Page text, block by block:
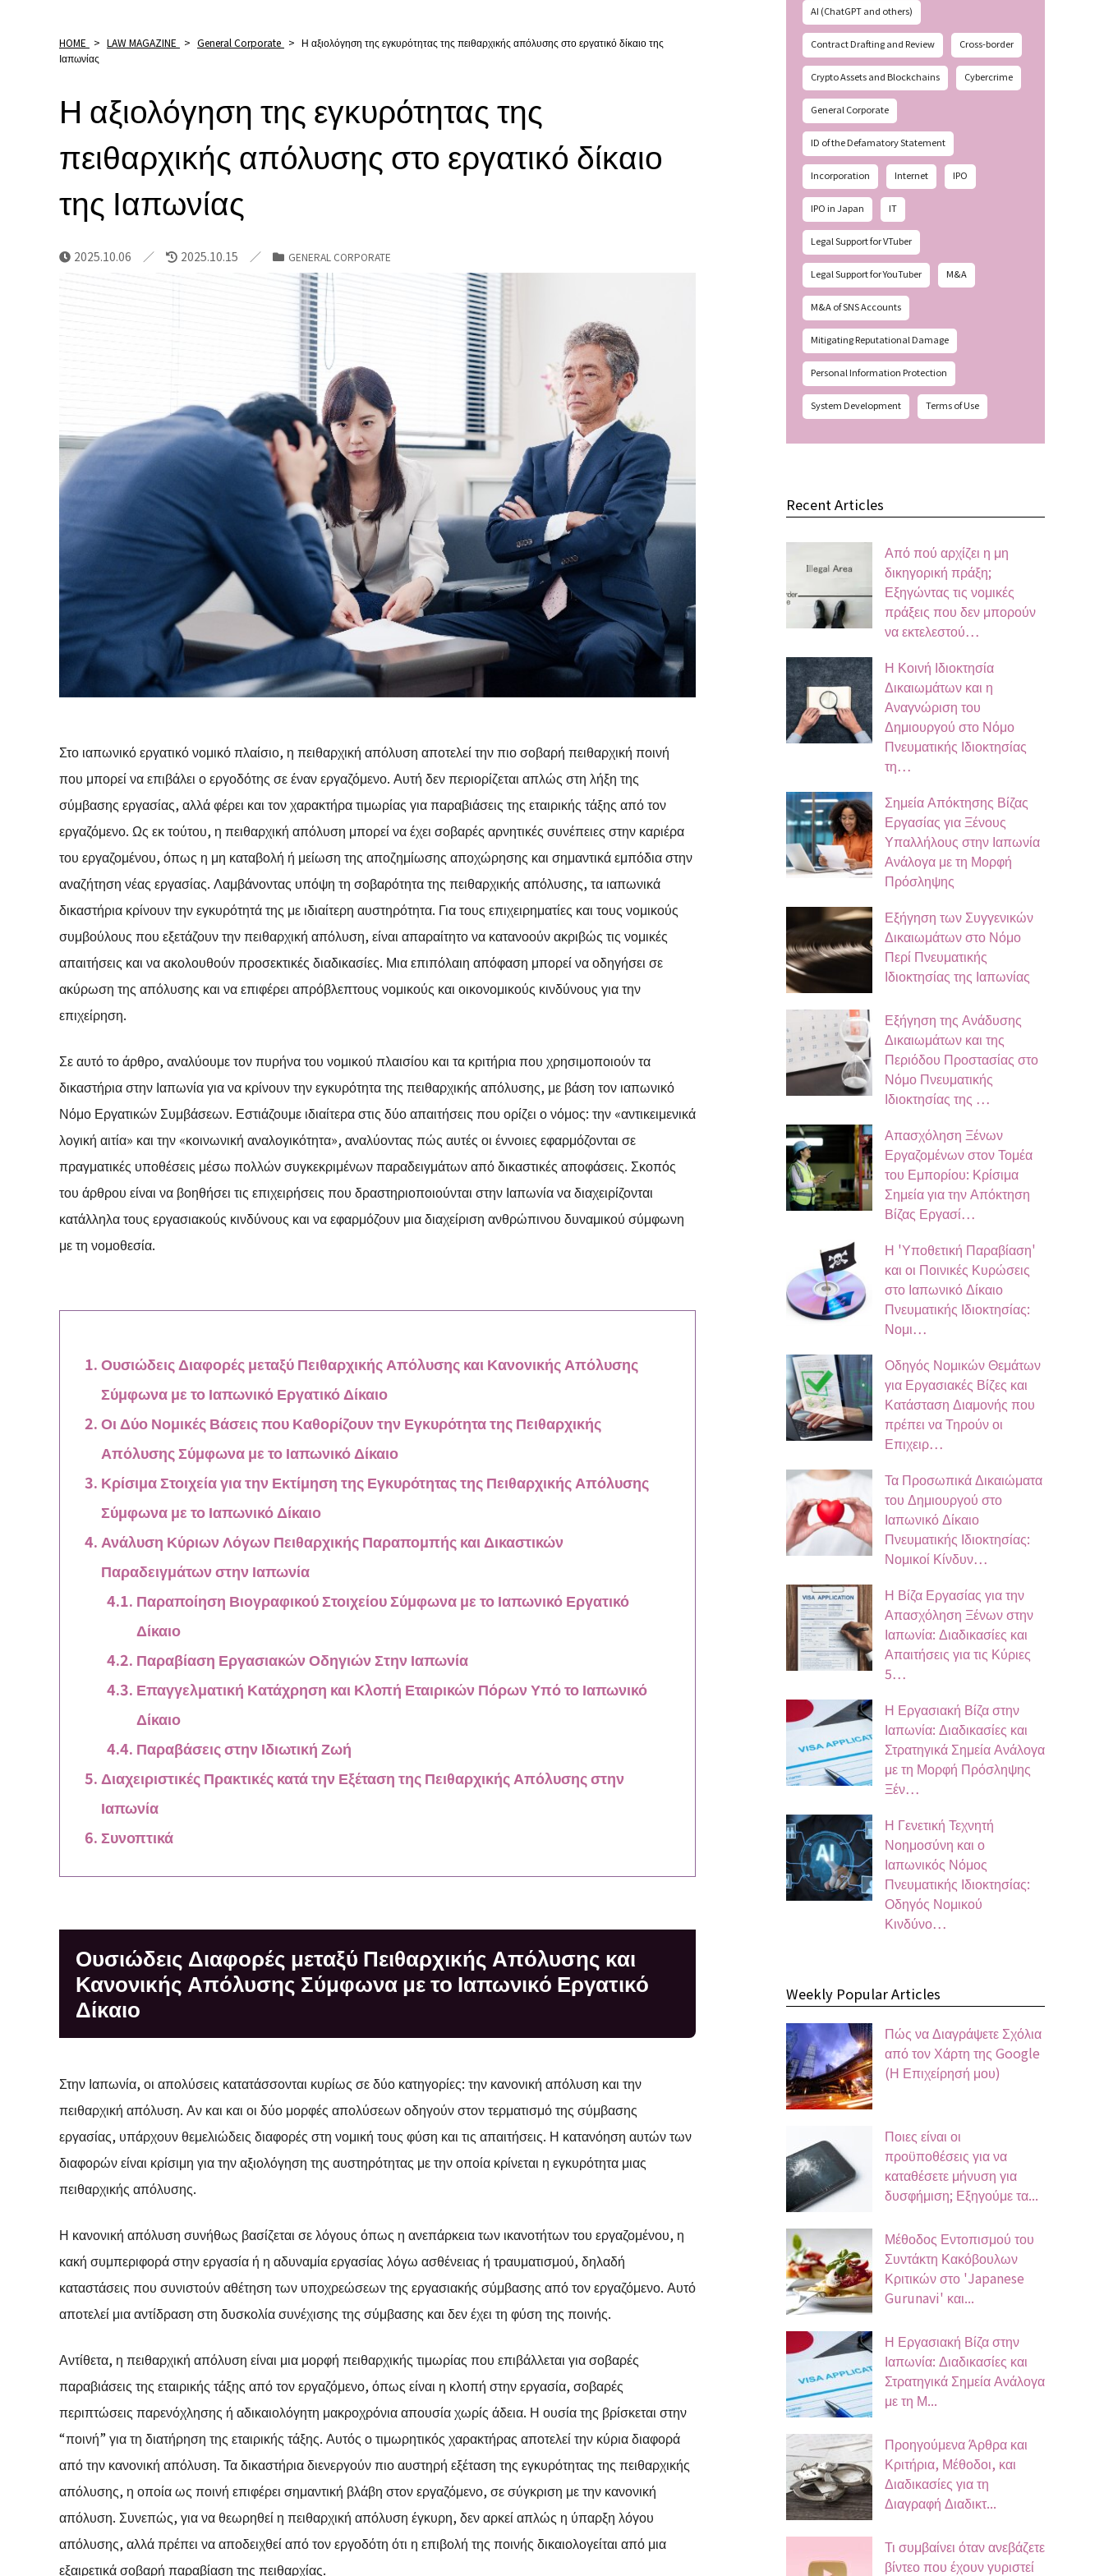
HOME > LAW MAGAZINE > General Corporate > Η αξιολόγηση της εγκυρότητας της πειθαρχικής απόλυσης στο εργατικό δίκαιο της
Ιαπωνίας
Η αξιολόγηση της εγκυρότητας της
πειθαρχικής απόλυσης στο εργατικό δίκαιο
της Ιαπωνίας
2025.10.06 2025.10.15 GENERAL CORPORATE
Στο ιαπωνικό εργατικό νομικό πλαίσιο, η πειθαρχική απόλυση αποτελεί την πιο σοβαρή πειθαρχική ποινή
που μπορεί να επιβάλει ο εργοδότης σε έναν εργαζόμενο. Αυτή δεν περιορίζεται απλώς στη λήξη της
σύμβασης εργασίας, αλλά φέρει και τον χαρακτήρα τιμωρίας για παραβιάσεις της εταιρικής τάξης από τον
εργαζόμενο. Ως εκ τούτου, η πειθαρχική απόλυση μπορεί να έχει σοβαρές αρνητικές συνέπειες στην καριέρα
του εργαζομένου, όπως η μη καταβολή ή μείωση της αποζημίωσης αποχώρησης και σημαντικά εμπόδια στην
αναζήτηση νέας εργασίας. Λαμβάνοντας υπόψη τη σοβαρότητα της πειθαρχικής απόλυσης, τα ιαπωνικά
δικαστήρια κρίνουν την εγκυρότητά της με ιδιαίτερη αυστηρότητα. Για τους επιχειρηματίες και τους νομικούς
συμβούλους που εξετάζουν την πειθαρχική απόλυση, είναι απαραίτητο να κατανοούν ακριβώς τις νομικές
απαιτήσεις και να ακολουθούν προσεκτικές διαδικασίες. Μια επιπόλαιη απόφαση μπορεί να οδηγήσει σε
ακύρωση της απόλυσης και να επιφέρει απρόβλεπτους νομικούς και οικονομικούς κινδύνους για την
επιχείρηση.
Σε αυτό το άρθρο, αναλύουμε τον πυρήνα του νομικού πλαισίου και τα κριτήρια που χρησιμοποιούν τα
δικαστήρια στην Ιαπωνία για να κρίνουν την εγκυρότητα της πειθαρχικής απόλυσης, με βάση τον ιαπωνικό
Νόμο Εργατικών Συμβάσεων. Εστιάζουμε ιδιαίτερα στις δύο απαιτήσεις που ορίζει ο νόμος: την «αντικειμενικά
λογική αιτία» και την «κοινωνική αναλογικότητα», αναλύοντας πώς αυτές οι έννοιες εφαρμόζονται σε
πραγματικές υποθέσεις μέσω πολλών συγκεκριμένων παραδειγμάτων από δικαστικές αποφάσεις. Σκοπός
του άρθρου είναι να βοηθήσει τις επιχειρήσεις που δραστηριοποιούνται στην Ιαπωνία να διαχειρίζονται
κατάλληλα τους εργασιακούς κινδύνους και να εφαρμόζουν μια διαχείριση ανθρώπινου δυναμικού σύμφωνη
με τη νομοθεσία.
Ουσιώδεις Διαφορές μεταξύ Πειθαρχικής Απόλυσης και Κανονικής Απόλυσης
Σύμφωνα με το Ιαπωνικό Εργατικό Δίκαιο
Οι Δύο Νομικές Βάσεις που Καθορίζουν την Εγκυρότητα της Πειθαρχικής
Απόλυσης Σύμφωνα με το Ιαπωνικό Δίκαιο
Κρίσιμα Στοιχεία για την Εκτίμηση της Εγκυρότητας της Πειθαρχικής Απόλυσης
Σύμφωνα με το Ιαπωνικό Δίκαιο
Ανάλυση Κύριων Λόγων Πειθαρχικής Παραπομπής και Δικαστικών
Παραδειγμάτων στην Ιαπωνία
Παραποίηση Βιογραφικού Στοιχείου Σύμφωνα με το Ιαπωνικό Εργατικό
Δίκαιο
Παραβίαση Εργασιακών Οδηγιών Στην Ιαπωνία
Επαγγελματική Κατάχρηση και Κλοπή Εταιρικών Πόρων Υπό το Ιαπωνικό
Δίκαιο
Παραβάσεις στην Ιδιωτική Ζωή
Διαχειριστικές Πρακτικές κατά την Εξέταση της Πειθαρχικής Απόλυσης στην
Ιαπωνία
Συνοπτικά
Ουσιώδεις Διαφορές μεταξύ Πειθαρχικής Απόλυσης και
Κανονικής Απόλυσης Σύμφωνα με το Ιαπωνικό Εργατικό
Δίκαιο
Στην Ιαπωνία, οι απολύσεις κατατάσσονται κυρίως σε δύο κατηγορίες: την κανονική απόλυση και την
πειθαρχική απόλυση. Αν και και οι δύο μορφές απολύσεων οδηγούν στον τερματισμό της σύμβασης
εργασίας, υπάρχουν θεμελιώδεις διαφορές στη νομική τους φύση και τις απαιτήσεις. Η κατανόηση αυτών των
διαφορών είναι κρίσιμη για την αξιολόγηση της αυστηρότητας με την οποία κρίνεται η εγκυρότητα μιας
πειθαρχικής απόλυσης.
Η κανονική απόλυση συνήθως βασίζεται σε λόγους όπως η ανεπάρκεια των ικανοτήτων του εργαζομένου, η
κακή συμπεριφορά στην εργασία ή η αδυναμία εργασίας λόγω ασθένειας ή τραυματισμού, δηλαδή
καταστάσεις που συνιστούν αθέτηση των υποχρεώσεων της εργασιακής σύμβασης από τον εργαζόμενο. Αυτό
αποτελεί μια αντίδραση στη δυσκολία συνέχισης της σύμβασης και δεν έχει τη φύση της ποινής.
Αντίθετα, η πειθαρχική απόλυση είναι μια μορφή πειθαρχικής τιμωρίας που επιβάλλεται για σοβαρές
παραβιάσεις της εταιρικής τάξης από τον εργαζόμενο, όπως είναι η κλοπή στην εργασία, σοβαρές
περιπτώσεις παρενόχλησης ή αδικαιολόγητη μακροχρόνια απουσία χωρίς άδεια. Η ουσία της βρίσκεται στην
“ποινή” για τη διατήρηση της εταιρικής τάξης. Αυτός ο τιμωρητικός χαρακτήρας αποτελεί την κύρια διαφορά
από την κανονική απόλυση. Τα δικαστήρια διενεργούν πιο αυστηρή εξέταση της εγκυρότητας της πειθαρχικής
απόλυσης, η οποία ως ποινή επιφέρει σημαντική βλάβη στον εργαζόμενο, σε σύγκριση με την κανονική
απόλυση. Συνεπώς, για να θεωρηθεί η πειθαρχική απόλυση έγκυρη, δεν αρκεί απλώς η ύπαρξη λόγου
απόλυσης, αλλά πρέπει να αποδειχθεί από τον εργοδότη ότι η επιβολή της ποινής δικαιολογείται από μια
εξαιρετικά σοβαρή παραβίαση της πειθαρχίας.
AI (ChatGPT and others)
Contract Drafting and Review Cross-border
Crypto Assets and Blockchains Cybercrime
General Corporate
ID of the Defamatory Statement
Incorporation Internet IPO
IPO in Japan IT
Legal Support for VTuber
Legal Support for YouTuber M&A
M&A of SNS Accounts
Mitigating Reputational Damage
Personal Information Protection
System Development Terms of Use
Recent Articles
Από πού αρχίζει η μη
δικηγορική πράξη;
Εξηγώντας τις νομικές
πράξεις που δεν μπορούν
να εκτελεστού…
Η Κοινή Ιδιοκτησία
Δικαιωμάτων και η
Αναγνώριση του
Δημιουργού στο Νόμο
Πνευματικής Ιδιοκτησίας
τη…
Σημεία Απόκτησης Βίζας
Εργασίας για Ξένους
Υπαλλήλους στην Ιαπωνία
Ανάλογα με τη Μορφή
Πρόσληψης
Εξήγηση των Συγγενικών
Δικαιωμάτων στο Νόμο
Περί Πνευματικής
Ιδιοκτησίας της Ιαπωνίας
Εξήγηση της Ανάδυσης
Δικαιωμάτων και της
Περιόδου Προστασίας στο
Νόμο Πνευματικής
Ιδιοκτησίας της …
Απασχόληση Ξένων
Εργαζομένων στον Τομέα
του Εμπορίου: Κρίσιμα
Σημεία για την Απόκτηση
Βίζας Εργασί…
Η 'Υποθετική Παραβίαση'
και οι Ποινικές Κυρώσεις
στο Ιαπωνικό Δίκαιο
Πνευματικής Ιδιοκτησίας:
Νομι…
Οδηγός Νομικών Θεμάτων
για Εργασιακές Βίζες και
Κατάσταση Διαμονής που
πρέπει να Τηρούν οι
Επιχειρ…
Τα Προσωπικά Δικαιώματα
του Δημιουργού στο
Ιαπωνικό Δίκαιο
Πνευματικής Ιδιοκτησίας:
Νομικοί Κίνδυν…
Η Βίζα Εργασίας για την
Απασχόληση Ξένων στην
Ιαπωνία: Διαδικασίες και
Απαιτήσεις για τις Κύριες
5…
Η Εργασιακή Βίζα στην
Ιαπωνία: Διαδικασίες και
Στρατηγικά Σημεία Ανάλογα
με τη Μορφή Πρόσληψης
Ξέν…
Η Γενετική Τεχνητή
Νοημοσύνη και ο
Ιαπωνικός Νόμος
Πνευματικής Ιδιοκτησίας:
Οδηγός Νομικού
Κινδύνο…
Weekly Popular Articles
Πώς να Διαγράψετε Σχόλια
από τον Χάρτη της Google
(Η Επιχείρησή μου)
Ποιες είναι οι
προϋποθέσεις για να
καταθέσετε μήνυση για
δυσφήμιση; Εξηγούμε τα...
Μέθοδος Εντοπισμού του
Συντάκτη Κακόβουλων
Κριτικών στο 'Japanese
Gurunavi' και...
Η Εργασιακή Βίζα στην
Ιαπωνία: Διαδικασίες και
Στρατηγικά Σημεία Ανάλογα
με τη Μ...
Προηγούμενα Άρθρα και
Κριτήρια, Μέθοδοι, και
Διαδικασίες για τη
Διαγραφή Διαδικτ...
Τι συμβαίνει όταν ανεβάζετε
βίντεο που έχουν γυριστεί